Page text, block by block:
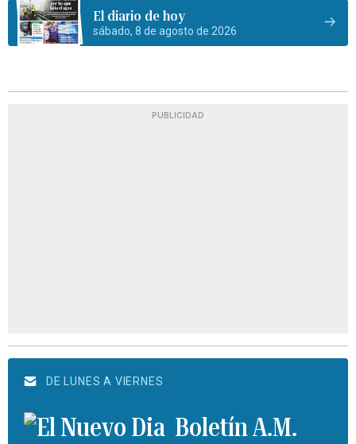
El diario de hoy
sábado, 8 de agosto de 2026
PUBLICIDAD
DE LUNES A VIERNES
Boletín A.M.